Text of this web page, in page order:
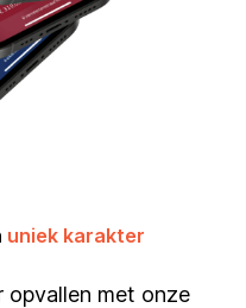
uniek karakter
opvallen met onze